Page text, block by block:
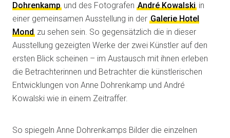
Dohrenkamp und des Fotografen André Kowalski in
einer gemeinsamen Ausstellung in der Galerie Hotel
Mond zu sehen sein. So gegensätzlich die in dieser
Ausstellung gezeigten Werke der zwei Künstler auf den
ersten Blick scheinen – im Austausch mit ihnen erleben
die Betrachterinnen und Betrachter die künstlerischen
Entwicklungen von Anne Dohrenkamp und André
Kowalski wie in einem Zeitraffer.
So spiegeln Anne Dohrenkamps Bilder die einzelnen